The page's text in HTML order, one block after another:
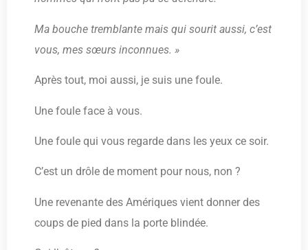
Ma bouche tremblante mais qui sourit aussi, c’est
vous, mes sœurs inconnues. »
Après tout, moi aussi, je suis une foule.
Une foule face à vous.
Une foule qui vous regarde dans les yeux ce soir.
C’est un drôle de moment pour nous, non ?
Une revenante des Amériques vient donner des
coups de pied dans la porte blindée.